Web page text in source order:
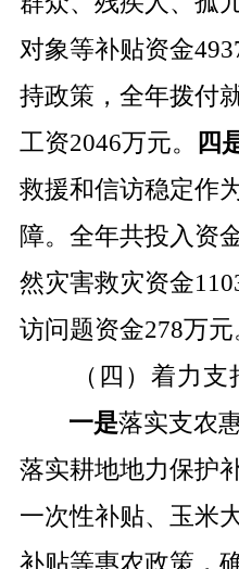
对象等补贴资金
持政策，全年拨付
工资2046万元。 四
救援和信访稳定作
障。全年共投入资
然灾害救灾资金
访问题资金278万元
（四）着力
一是落实支农
落实耕地地力保护
一次性补贴、玉米
补贴等惠农政策，